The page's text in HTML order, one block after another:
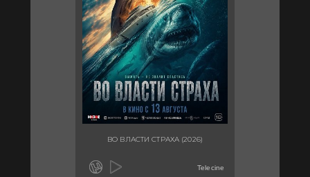
ВО ВЛАСТИ СТРАХА (2026)
Telecine